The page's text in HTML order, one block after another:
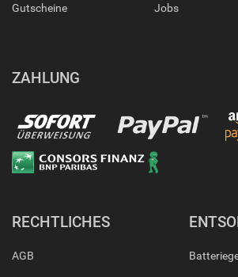
Gutscheine Jobs
ZAHLUNG
RECHTLICHES
AGB